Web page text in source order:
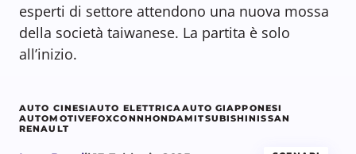
esperti di settore attendono una nuova mossa
della società taiwanese. La partita è solo
all’inizio.
AUTO CINESIAUTO ELETTRICAAUTO GIAPPONESI
AUTOMOTIVEFOXCONNHONDAMITSUBISHINISSAN
RENAULT